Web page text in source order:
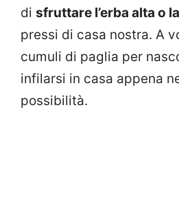
di sfruttare l’erba alta o
pressi di casa nostra. A
cumuli di paglia per
infilarsi in casa appena
possibilità.